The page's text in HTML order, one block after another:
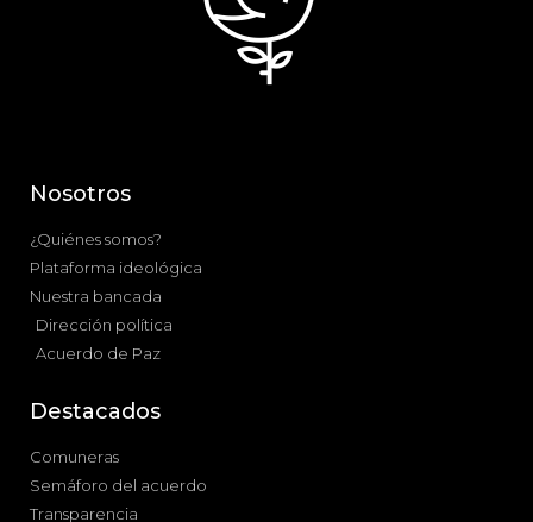
Nosotros
¿Quiénes somos?
Plataforma ideológica
Nuestra bancada
Dirección política
Acuerdo de Paz
Destacados
Comuneras
Semáforo del acuerdo
Transparencia